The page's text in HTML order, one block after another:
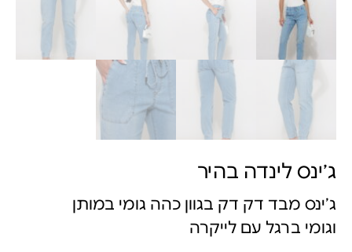
ג׳ינס לינדה בהיר
ג׳ינס מבד דק דק בגוון כהה גומי במותן
וגומי ברגל עם לייקרה